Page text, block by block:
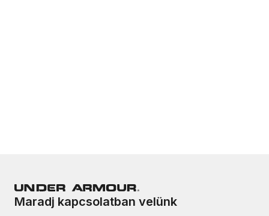
Maradj kapcsolatban velünk